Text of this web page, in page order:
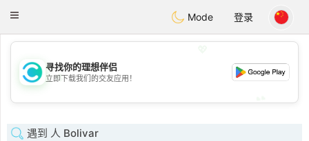
Citas
Toggle
Mode 登录
💖
💕
寻找你的理想伴侣
立即下载我们的交友应用！
遇到 人 Bolivar